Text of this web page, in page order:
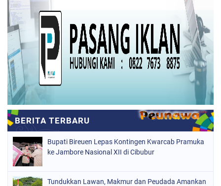
Bupati Bireuen Lepas Kontingen Kwarcab Pramuka
ke Jambore Nasional XII di Cibubur
Tundukkan Lawan, Makmur dan Peudada Amankan